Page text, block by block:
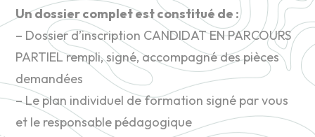
Un dossier complet est constitué de :
– Dossier d’inscription CANDIDAT EN PARCOURS
PARTIEL rempli, signé, accompagné des pièces
demandées
– Le plan individuel de formation signé par vous
et le responsable pédagogique